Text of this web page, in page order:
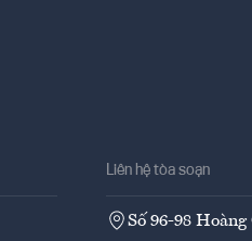
Liên hệ tòa soạn
Số 96-98